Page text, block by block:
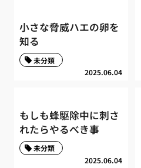
小さな脅威ハエの卵を
知る
2025.06.04
未分類
もしも蜂駆除中に刺さ
れたらやるべき事
2025.06.04
未分類